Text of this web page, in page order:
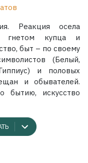
Реакция осела
гнетом купца и
быт – по своему
(Белый,
и половых
и обывателей.
бытию, искусство